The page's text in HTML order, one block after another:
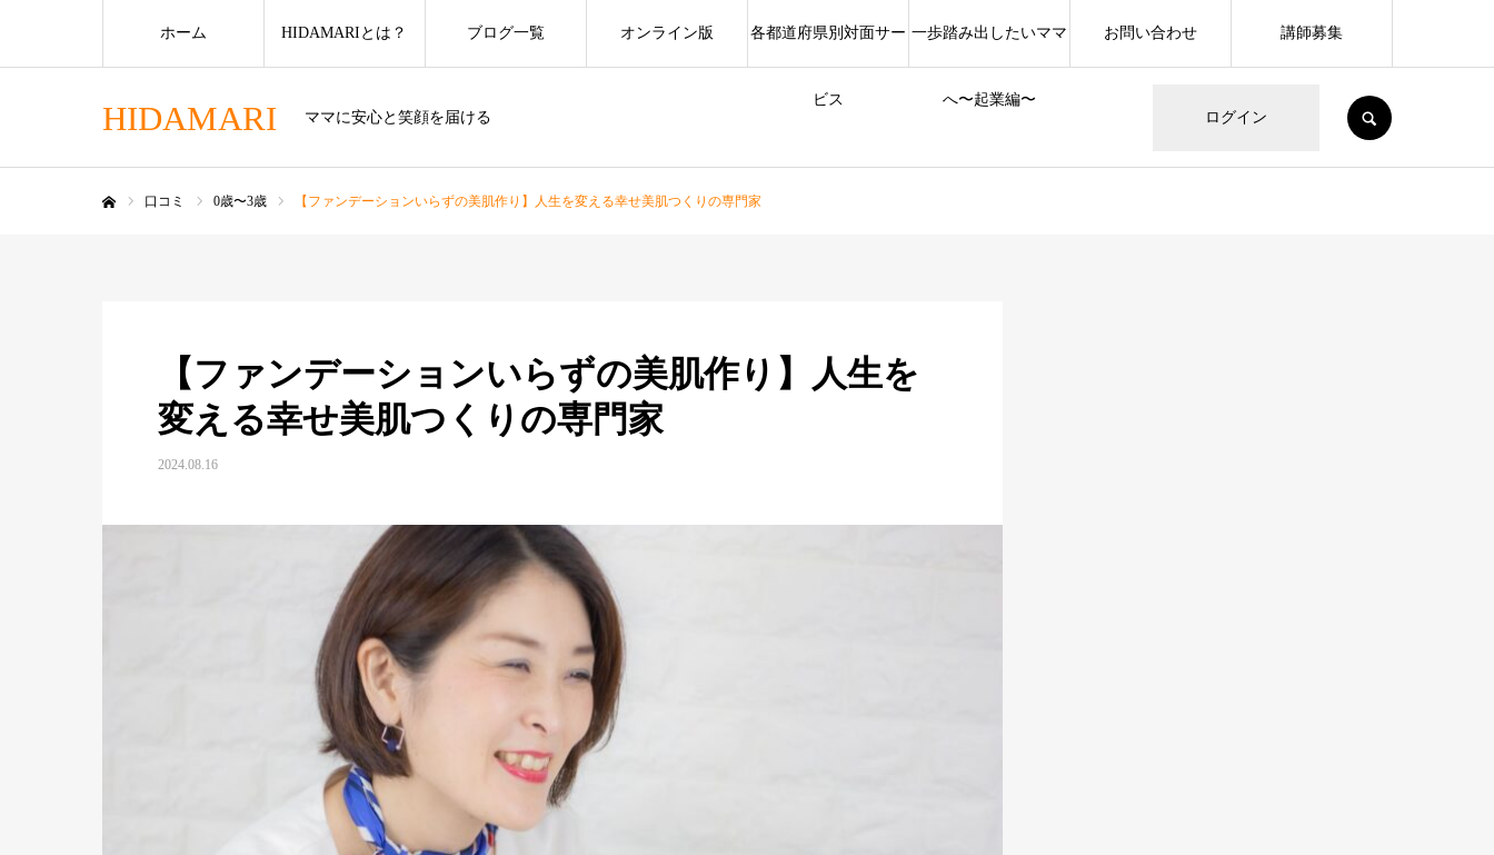
HIDAMARI ママに安心と笑顔を届ける ログイン
SEARCH
ホーム HIDAMARIとは？ ブログ一覧 オンライン版 各都道府県別対面サー
ビス
一歩踏み出したいママ
へ〜起業編〜
お問い合わせ 講師募集
口コミ 0歳〜3歳 【ファンデーションいらずの美肌作り】人生を変える幸せ美肌つくりの専門家
【ファンデーションいらずの美肌作り】人生を
変える幸せ美肌つくりの専門家
2024.08.16